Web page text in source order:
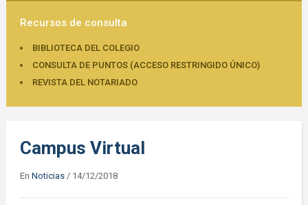
Recursos de consulta
BIBLIOTECA DEL COLEGIO
CONSULTA DE PUNTOS (ACCESO RESTRINGIDO ÚNICO)
REVISTA DEL NOTARIADO
Campus Virtual
En Noticias/ 14/12/2018